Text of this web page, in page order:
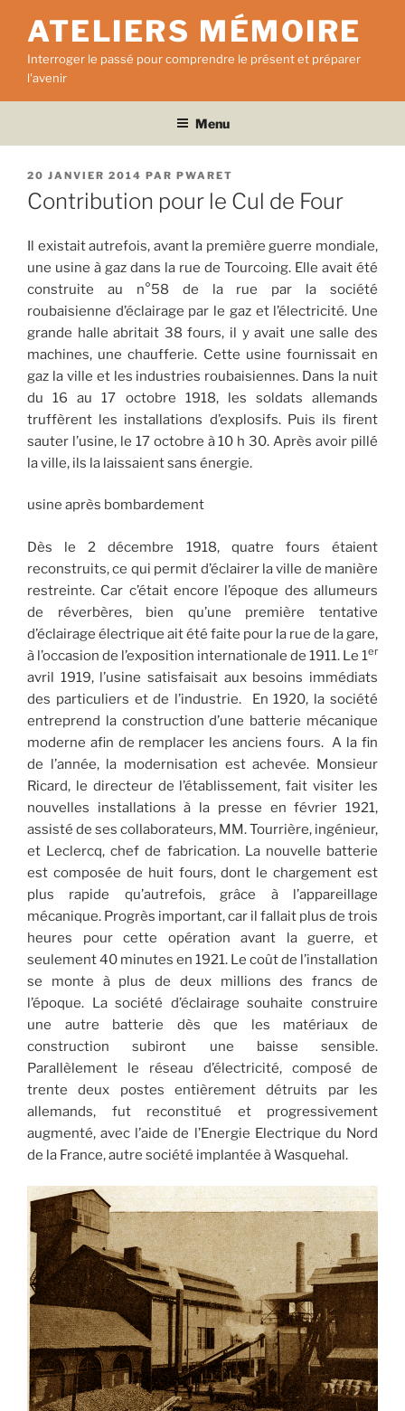
contenu
principal
ATELIERS MÉMOIRE
Interroger le passé pour comprendre le présent et préparer
l'avenir
Menu
PUBLIÉ
LE
20 JANVIER 2014 PAR PWARET
Contribution pour le Cul de Four
Il existait autrefois, avant la première guerre mondiale,
une usine à gaz dans la rue de Tourcoing. Elle avait été
construite au n°58 de la rue par la société
roubaisienne d’éclairage par le gaz et l’électricité. Une
grande halle abritait 38 fours, il y avait une salle des
machines, une chaufferie. Cette usine fournissait en
gaz la ville et les industries roubaisiennes. Dans la nuit
du 16 au 17 octobre 1918, les soldats allemands
truffèrent les installations d’explosifs. Puis ils firent
sauter l’usine, le 17 octobre à 10 h 30. Après avoir pillé
la ville, ils la laissaient sans énergie.
usine après bombardement
Dès le 2 décembre 1918, quatre fours étaient
reconstruits, ce qui permit d’éclairer la ville de manière
restreinte. Car c’était encore l’époque des allumeurs
de réverbères, bien qu’une première tentative
d’éclairage électrique ait été faite pour la rue de la gare,
à l’occasion de l’exposition internationale de 1911. Le 1er
avril 1919, l’usine satisfaisait aux besoins immédiats
des particuliers et de l’industrie. En 1920, la société
entreprend la construction d’une batterie mécanique
moderne afin de remplacer les anciens fours. A la fin
de l’année, la modernisation est achevée. Monsieur
Ricard, le directeur de l’établissement, fait visiter les
nouvelles installations à la presse en février 1921,
assisté de ses collaborateurs, MM. Tourrière, ingénieur,
et Leclercq, chef de fabrication. La nouvelle batterie
est composée de huit fours, dont le chargement est
plus rapide qu’autrefois, grâce à l’appareillage
mécanique. Progrès important, car il fallait plus de trois
heures pour cette opération avant la guerre, et
seulement 40 minutes en 1921. Le coût de l’installation
se monte à plus de deux millions des francs de
l’époque. La société d’éclairage souhaite construire
une autre batterie dès que les matériaux de
construction subiront une baisse sensible.
Parallèlement le réseau d’électricité, composé de
trente deux postes entièrement détruits par les
allemands, fut reconstitué et progressivement
augmenté, avec l’aide de l’Energie Electrique du Nord
de la France, autre société implantée à Wasquehal.